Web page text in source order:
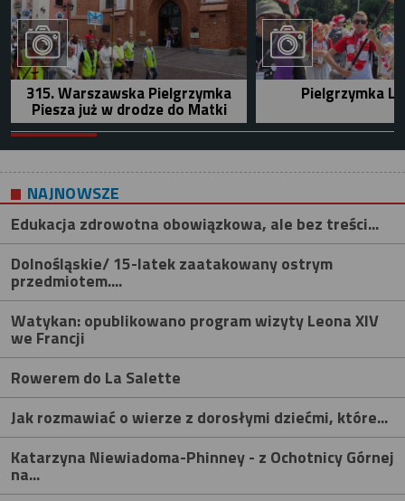
315. Warszawska Pielgrzymka
Piesza już w drodze do Matki
Pielgrzymka
NAJNOWSZE
Edukacja zdrowotna obowiązkowa, ale bez treści...
Dolnośląskie/ 15-latek zaatakowany ostrym
przedmiotem....
Watykan: opublikowano program wizyty Leona XIV
we Francji
Rowerem do La Salette
Jak rozmawiać o wierze z dorosłymi dziećmi, które...
Katarzyna Niewiadoma-Phinney - z Ochotnicy Górnej
na...